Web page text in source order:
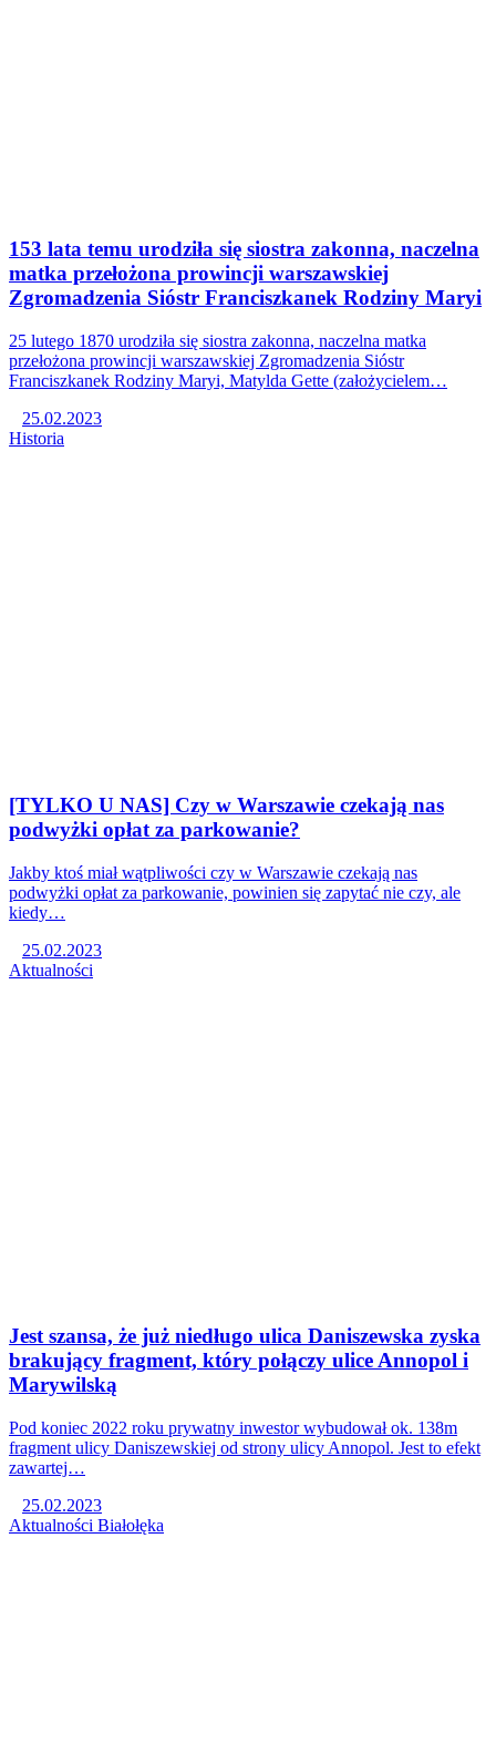
153 lata temu urodziła się siostra zakonna, naczelna
matka przełożona prowincji warszawskiej
Zgromadzenia Sióstr Franciszkanek Rodziny Maryi
25 lutego 1870 urodziła się siostra zakonna, naczelna matka
przełożona prowincji warszawskiej Zgromadzenia Sióstr
Franciszkanek Rodziny Maryi, Matylda Gette (założycielem…
25.02.2023
Historia
[TYLKO U NAS] Czy w Warszawie czekają nas
podwyżki opłat za parkowanie?
Jakby ktoś miał wątpliwości czy w Warszawie czekają nas
podwyżki opłat za parkowanie, powinien się zapytać nie czy, ale
kiedy…
25.02.2023
Aktualności
Jest szansa, że już niedługo ulica Daniszewska zyska
brakujący fragment, który połączy ulice Annopol i
Marywilską
Pod koniec 2022 roku prywatny inwestor wybudował ok. 138m
fragment ulicy Daniszewskiej od strony ulicy Annopol. Jest to efekt
zawartej…
25.02.2023
Aktualności Białołęka